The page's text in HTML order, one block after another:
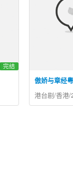
完结
傲娇与章经
港台剧/香港/